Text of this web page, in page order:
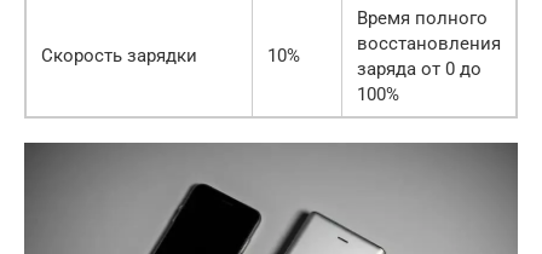
Скорость зарядки 10%
Время полного
восстановления
заряда от 0 до
100%